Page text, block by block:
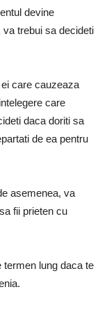
devine
trebui sa decideti
care cauzeaza
care
daca doriti sa
de ea pentru
asemenea, va
fii prieten cu
termen lung daca te